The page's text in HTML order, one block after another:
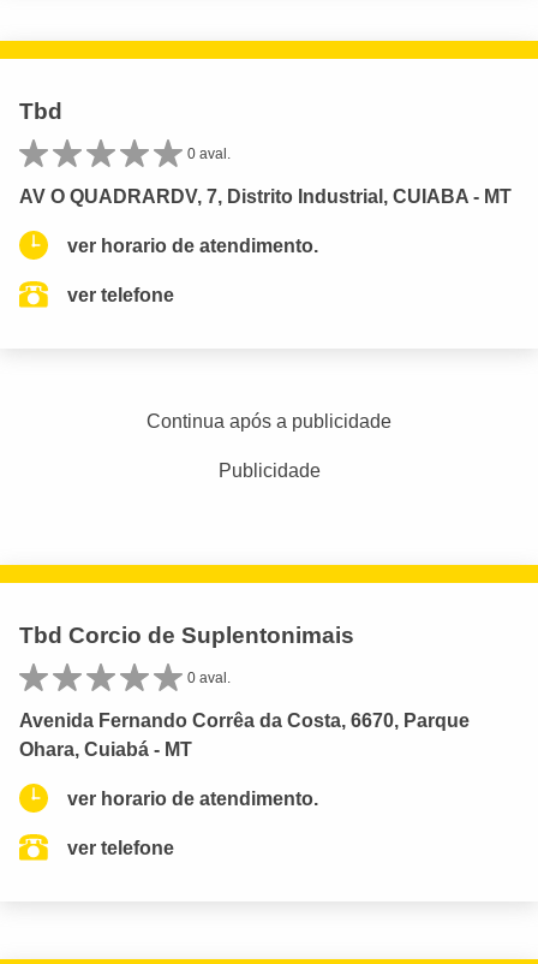
Tbd
0 aval.
AV O QUADRARDV, 7, Distrito Industrial, CUIABA - MT
ver horario de atendimento.
ver telefone
Continua após a publicidade
Publicidade
Tbd Corcio de Suplentonimais
0 aval.
Avenida Fernando Corrêa da Costa, 6670, Parque
Ohara, Cuiabá - MT
ver horario de atendimento.
ver telefone